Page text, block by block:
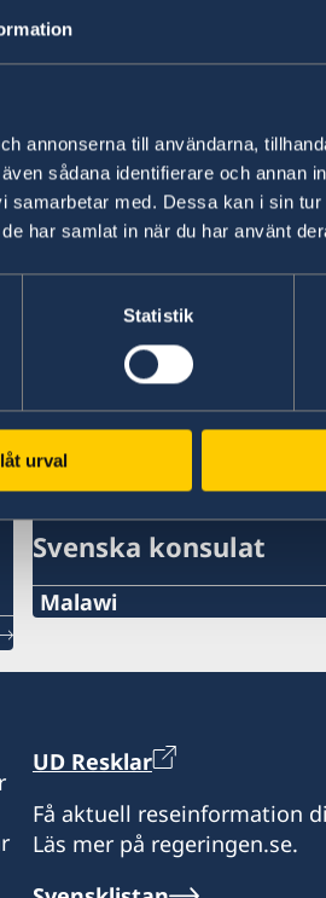
annonserna till användarna,
sådana identifierare och annan
med. Dessa kan i sin
har samlat in när du har använt
Statistik
urval
främst centrerade kring
och man ska
värdesaker. Efter mörkrets
köra bil utanför
finns sällan.
2026, 14.24
Svenska konsulat
Malawi
Honorary Consul
Vakant
UD Resklar
Få aktuell reseinformation
Läs mer på regeringen.se.